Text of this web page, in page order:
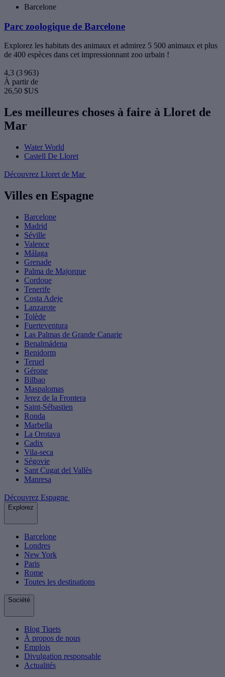
Barcelone
Parc zoologique de Barcelone
Explorez les habitats des animaux et admirez 5 500 animaux et plus
de 400 espèces dans cet impressionnant zoo urbain !
4,3 (3 963)
À partir de
26,50 $US
Les meilleures choses à faire à Lloret de
Mar
Water World
Castell De Lloret
Découvrez Lloret de Mar
Villes en Espagne
Barcelone
Madrid
Séville
Valence
Málaga
Grenade
Palma de Majorque
Cordoue
Tenerife
Costa Adeje
Lanzarote
Tolède
Fuerteventura
Las Palmas de Grande Canarie
Benalmádena
Benidorm
Teruel
Gérone
Bilbao
Maspalomas
Jerez de la Frontera
Saint-Sébastien
Ronda
Marbella
La Orotava
Cadix
Vila-seca
Ségovie
Sant Cugat del Vallès
Manresa
Découvrez Espagne
Explorez
Barcelone
Londres
New York
Paris
Rome
Toutes les destinations
Société
Blog Tiqets
À propos de nous
Emplois
Divulgation responsable
Actualités